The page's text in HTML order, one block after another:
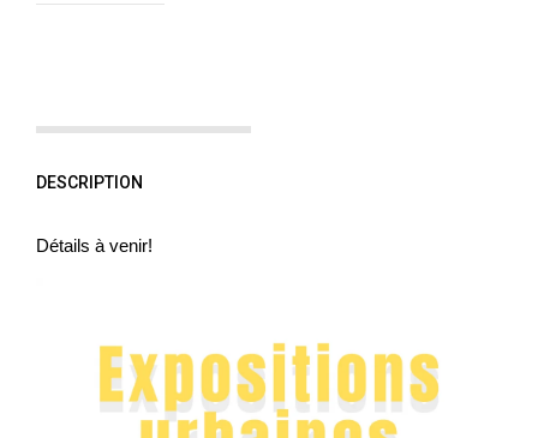
DESCRIPTION
Détails à venir!